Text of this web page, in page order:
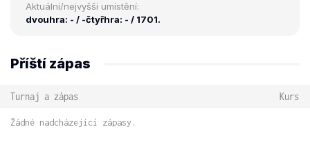
Aktuální/nejvyšší umístění:
dvouhra: - / -čtyřhra: - / 1701.
Příští zápas
Turnaj a zápas Kurs
Žádné nadcházející zápasy.